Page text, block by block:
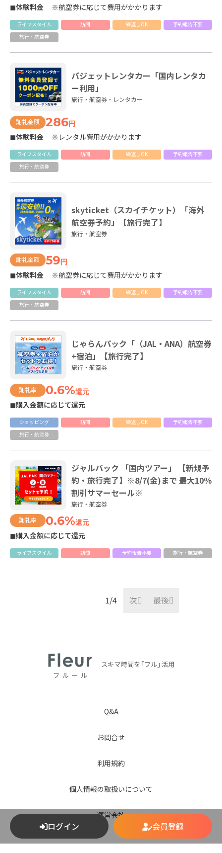
◼体験料金 ※航空券に応じて費用がかかります
ライフスタイル 訪問 繰返しOK
予約報告不要
旅行・航空券
バジェットレンタカー「国内レンタカ
ー利用」
旅行・航空券・レンタカー
謝礼金額 286円
◼体験料金 ※レンタル費用がかかります
ライフスタイル 訪問 繰返しOK
予約報告不要
旅行・航空券
skyticket（スカイチケット）「海外
航空券予約」【旅行完了】
旅行・航空券
謝礼金額 59円
◼体験料金 ※航空券に応じて費用がかかります
ライフスタイル 訪問 繰返しOK
予約報告不要
旅行・航空券
じゃらんパック「（JAL・ANA）航空券
+宿泊」【旅行完了】
旅行・航空券
謝礼率 0.6%還元
◼購入金額に応じて還元
ショッピング 訪問 繰返しOK
予約報告不要
旅行・航空券
ジャルパック 「国内ツアー」 【新規予
約・旅行完了】※8/7(金)まで 最大10％
割引サマーセール※
旅行・航空券
謝礼率
0.6%還元
◼購入金額に応じて還元
ライフスタイル 訪問 予約報告不要 旅行・航空券
1 次 最後
ログイン 会員登録
Q&A
お問合せ
利用規約
個人情報の取扱いについて
運営会社